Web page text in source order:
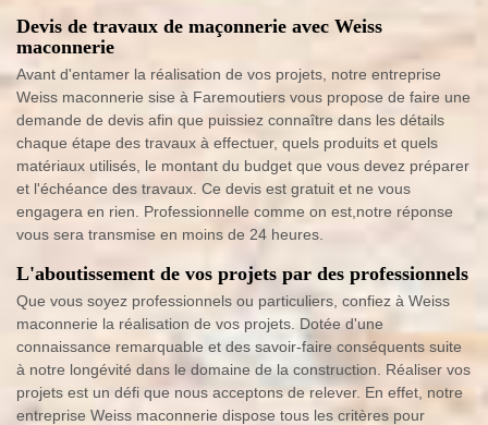
Devis de travaux de maçonnerie avec Weiss
maconnerie
Avant d'entamer la réalisation de vos projets, notre entreprise
Weiss maconnerie sise à Faremoutiers vous propose de faire une
demande de devis afin que puissiez connaître dans les détails
chaque étape des travaux à effectuer, quels produits et quels
matériaux utilisés, le montant du budget que vous devez préparer
et l'échéance des travaux. Ce devis est gratuit et ne vous
engagera en rien. Professionnelle comme on est,notre réponse
vous sera transmise en moins de 24 heures.
L'aboutissement de vos projets par des professionnels
Que vous soyez professionnels ou particuliers, confiez à Weiss
maconnerie la réalisation de vos projets. Dotée d'une
connaissance remarquable et des savoir-faire conséquents suite
à notre longévité dans le domaine de la construction. Réaliser vos
projets est un défi que nous acceptons de relever. En effet, notre
entreprise Weiss maconnerie dispose tous les critères pour